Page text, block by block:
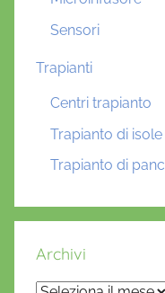
Sensori
Trapianti
Centri trapianto
Trapianto di isole
Trapianto di
Archivi